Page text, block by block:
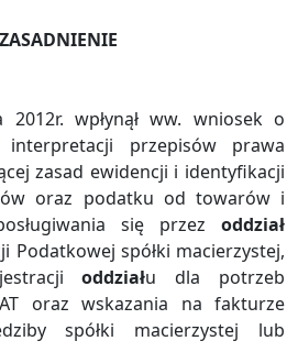
wpłynął ww. wniosek o
interpretacji przepisów prawa
zasad ewidencji i identyfikacji
oraz podatku od towarów i
się przez oddział
Podatkowej spółki macierzystej,
oddziału dla potrzeb
oraz wskazania na fakturze
spółki macierzystej lub